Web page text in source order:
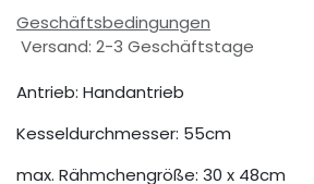
Geschäftsbedingungen
Versand: 2-3 Geschäftstage
Antrieb: Handantrieb
Kesseldurchmesser: 55cm
max. Rähmchengröße: 30 x 48cm